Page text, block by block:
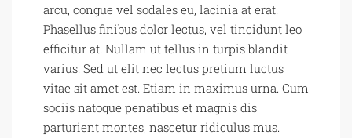
arcu, congue vel sodales eu, lacinia at erat.
Phasellus finibus dolor lectus, vel tincidunt leo
efficitur at. Nullam ut tellus in turpis blandit
varius. Sed ut elit nec lectus pretium luctus
vitae sit amet est. Etiam in maximus urna. Cum
sociis natoque penatibus et magnis dis
parturient montes, nascetur ridiculus mus.